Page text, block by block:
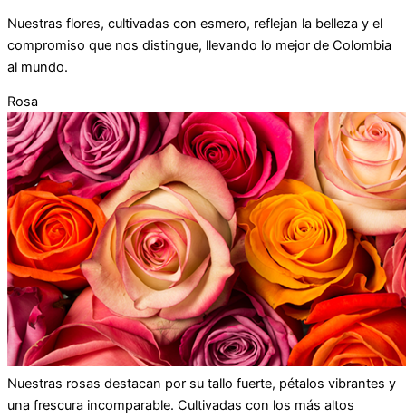
Nuestras flores, cultivadas con esmero, reflejan la belleza y el
compromiso que nos distingue, llevando lo mejor de Colombia
al mundo.
Rosa
Nuestras rosas destacan por su tallo fuerte, pétalos vibrantes y
una frescura incomparable. Cultivadas con los más altos